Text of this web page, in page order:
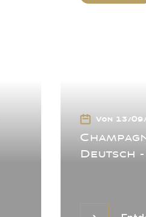
Von 13/
Deutsch